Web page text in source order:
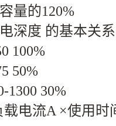
量的120%
深度 的基本关系
100%
50%
1300 30%
电流A ×使用